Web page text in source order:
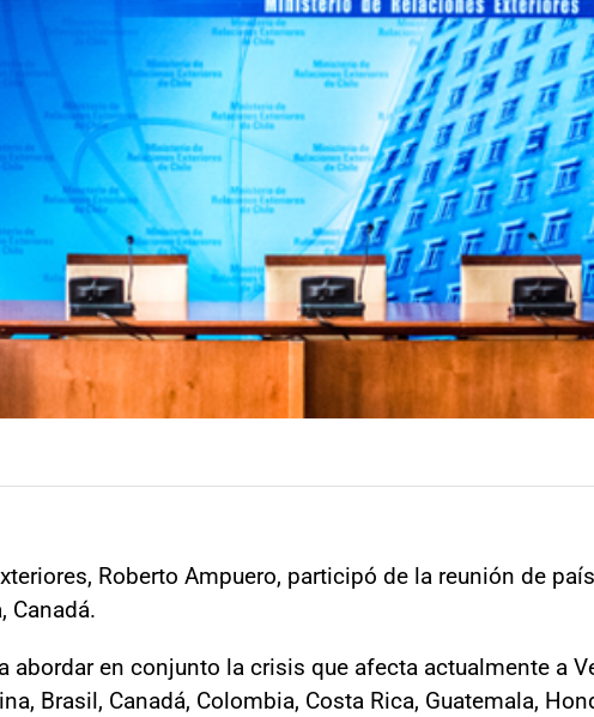
Roberto Ampuero, participó de la reunión de
Canadá.
abordar en conjunto la crisis que afecta actualmente a
Brasil, Canadá, Colombia, Costa Rica, Guatemala,